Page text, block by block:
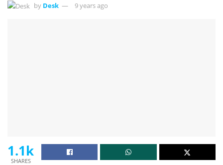
by Desk 9 years ago
1.1k
SHARES